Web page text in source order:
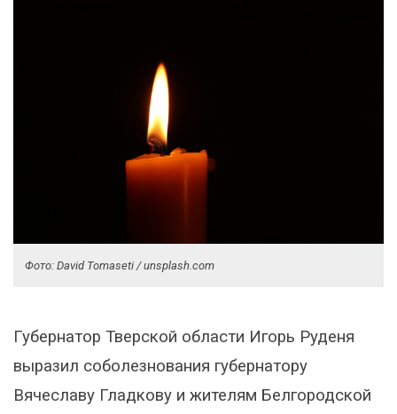
Фото: David Tomaseti / unsplash.com
Губернатор Тверской области Игорь Руденя
выразил соболезнования губернатору
Вячеславу Гладкову и жителям Белгородской